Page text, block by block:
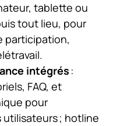
tablette ou
tout lieu, pour
participation,
intégrés :
FAQ, et
pour
; hotline